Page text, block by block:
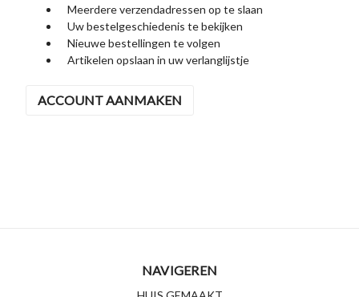
Meerdere verzendadressen op te slaan
Uw bestelgeschiedenis te bekijken
Nieuwe bestellingen te volgen
Artikelen opslaan in uw verlanglijstje
ACCOUNT AANMAKEN
NAVIGEREN